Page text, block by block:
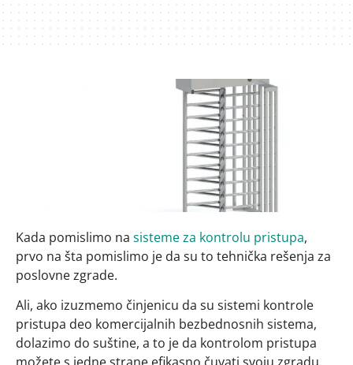
Kada pomislimo na sisteme za kontrolu pristupa,
prvo na šta pomislimo je da su to tehnička rešenja za
poslovne zgrade.
Ali, ako izuzmemo činjenicu da su sistemi kontrole
pristupa deo komercijalnih bezbednosnih sistema,
dolazimo do suštine, a to je da kontrolom pristupa